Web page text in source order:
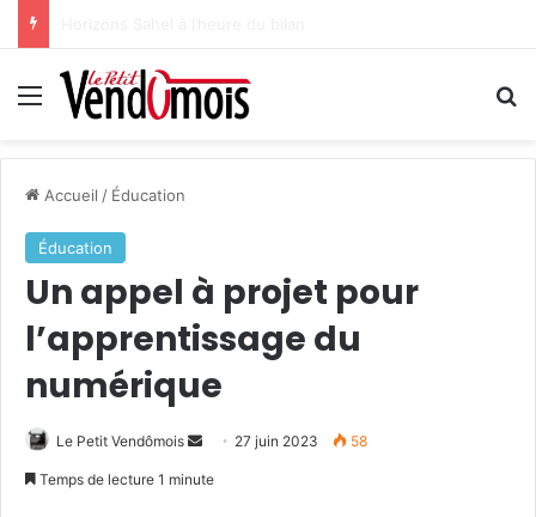
Menu
Accueil / Éducation
Éducation
Un appel à projet pour
l’apprentissage du
numérique
Le Petit Vendômois 27 juin 2023 58
Temps de lecture 1 minute